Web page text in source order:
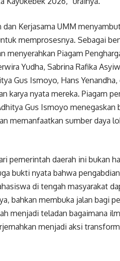
dan Kerjasama UMM
memprosesnya. Sebagai
menyerahkan Piagam
Yudha, Sabrina Rafika
Gus Ismoyo, Hans
karya nyata mereka. Piagam
Gus Ismoyo menegaskan
memanfaatkan sumber daya
pemerintah daerah ini bukan
bukti nyata bahwa
di tengah masyarakat
bahkan membuka jalan bagi
menjadi teladan bagaimana
menjadi aksi